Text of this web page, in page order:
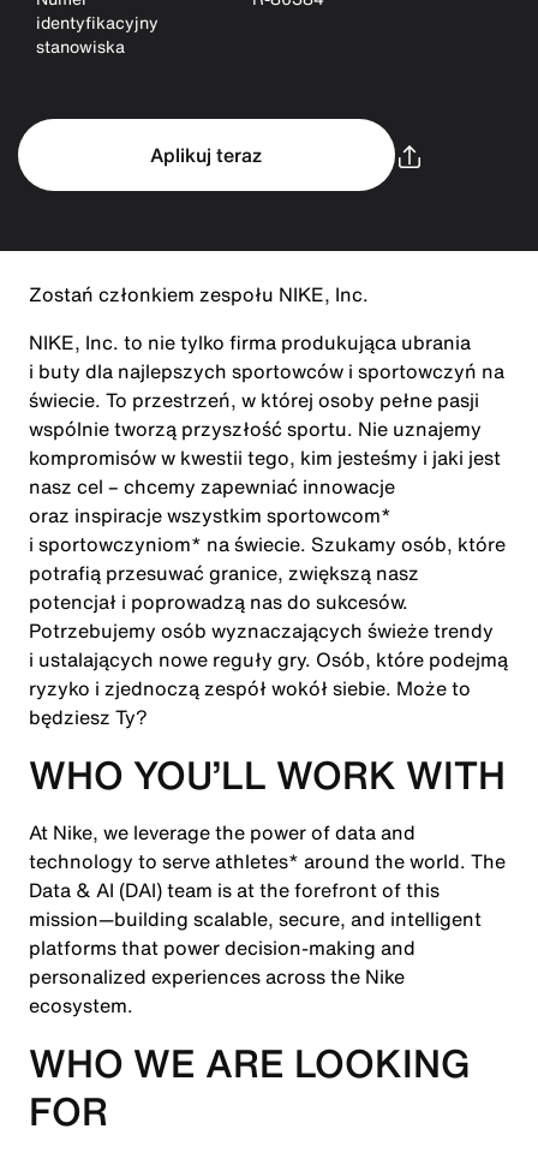
identyfikacyjny
stanowiska
Aplikuj teraz
Zostań członkiem zespołu NIKE, Inc.
NIKE, Inc. to nie tylko firma produkująca ubrania
i buty dla najlepszych sportowców i sportowczyń na
świecie. To przestrzeń, w której osoby pełne pasji
wspólnie tworzą przyszłość sportu. Nie uznajemy
kompromisów w kwestii tego, kim jesteśmy i jaki jest
nasz cel – chcemy zapewniać innowacje
oraz inspiracje wszystkim sportowcom*
i sportowczyniom* na świecie. Szukamy osób, które
potrafią przesuwać granice, zwiększą nasz
potencjał i poprowadzą nas do sukcesów.
Potrzebujemy osób wyznaczających świeże trendy
i ustalających nowe reguły gry. Osób, które podejmą
ryzyko i zjednoczą zespół wokół siebie. Może to
będziesz Ty?
WHO YOU’LL WORK WITH
At Nike, we leverage the power of data and
technology to serve athletes* around the world. The
Data & AI (DAI) team is at the forefront of this
mission—building scalable, secure, and intelligent
platforms that power decision-making and
personalized experiences across the Nike
ecosystem.
WHO WE ARE LOOKING
FOR